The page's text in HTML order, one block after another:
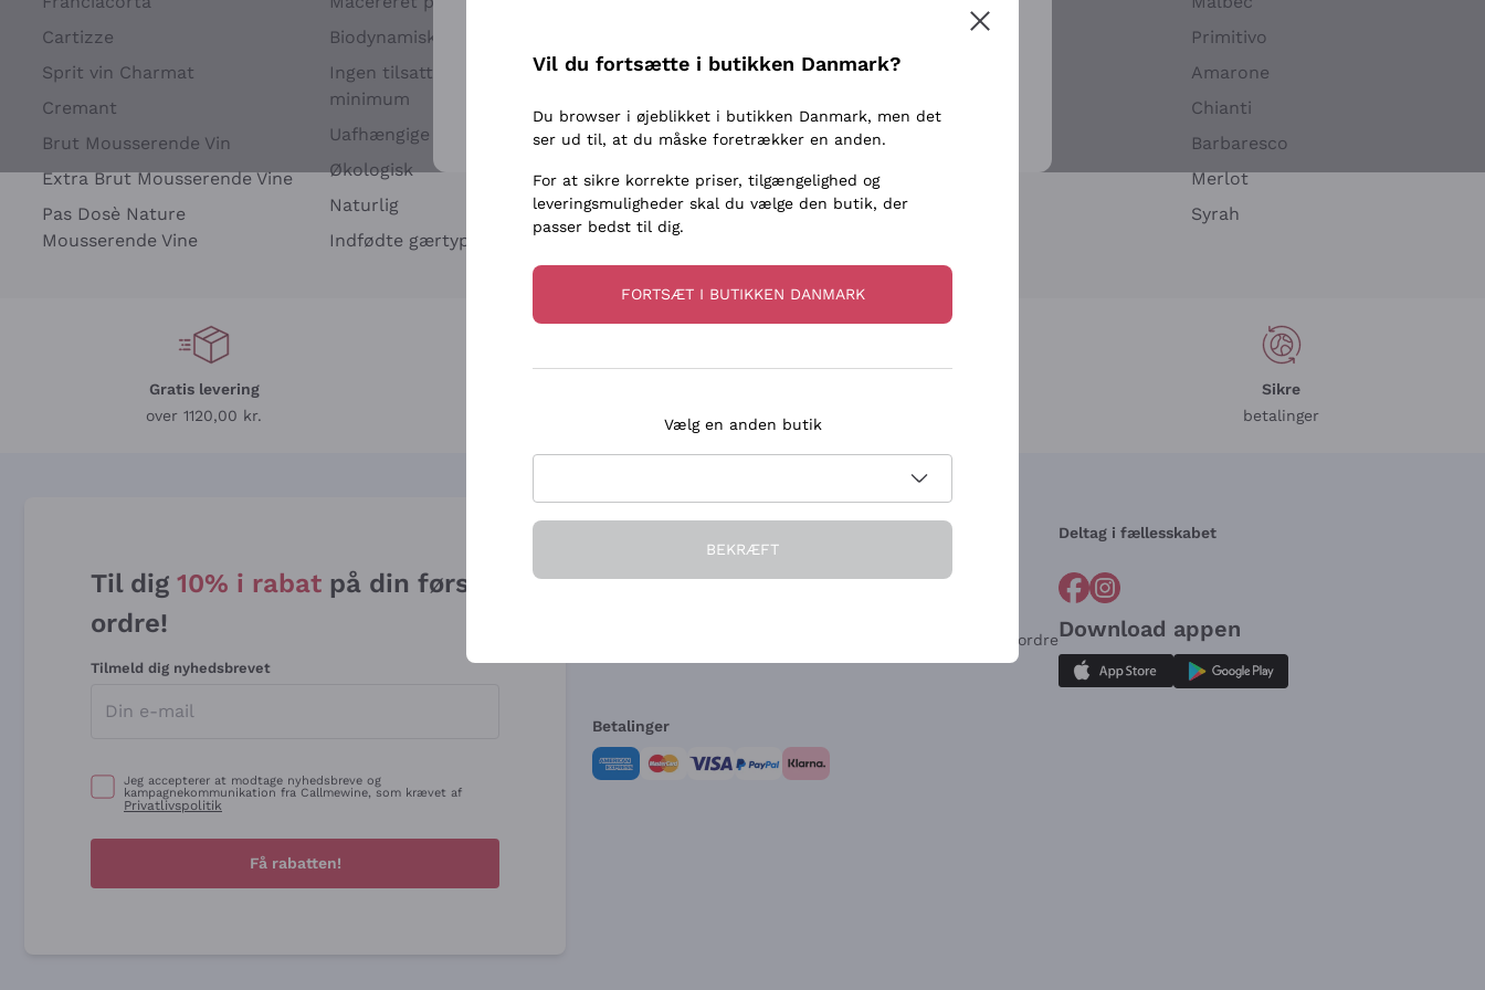
Cartizze
Sprit vin Charmat
Cremant
Brut Mousserende Vin
Extra Brut Mousserende Vine
Pas Dosè Nature
Mousserende Vine
Biodynamisk
Ingen tilsatte sulfitter eller
minimum
Uafhængige Vinavlere
Økologisk
Naturlig
Indfødte gærtyper
Biondi Santi
Franz Haas
Argiolas
Zenato
Ca' dei Frati
Ribolla Gialla
Sauvignon
Primitivo
Amarone
Chianti
Barbaresco
Merlot
Syrah
Gratis levering
over 1120,00 kr.
Sikre
betalinger
Til dig 10% i rabat på din første
ordre!
Tilmeld dig nyhedsbrevet
Jeg accepterer at modtage nyhedsbreve og
kampagnekommunikation fra Callmewine, som krævet af
Privatlivspolitik
Få rabatten!
Hvem vi er
Kundeservice
Fortrydelsesformular for ordre
Deltag i fællesskabet
Download appen
Betalinger
Tilmeld
For flere oplysninger, læs voresPrivatlivspolitik
Vil du fortsætte i butikken Danmark?
Du browser i øjeblikket i butikken Danmark, men det
ser ud til, at du måske foretrækker en anden.
For at sikre korrekte priser, tilgængelighed og
leveringsmuligheder skal du vælge den butik, der
passer bedst til dig.
FORTSÆT I BUTIKKEN DANMARK
Vælg en anden butik
BEKRÆFT